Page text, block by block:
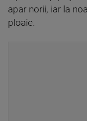
apar norii, iar la
ploaie.